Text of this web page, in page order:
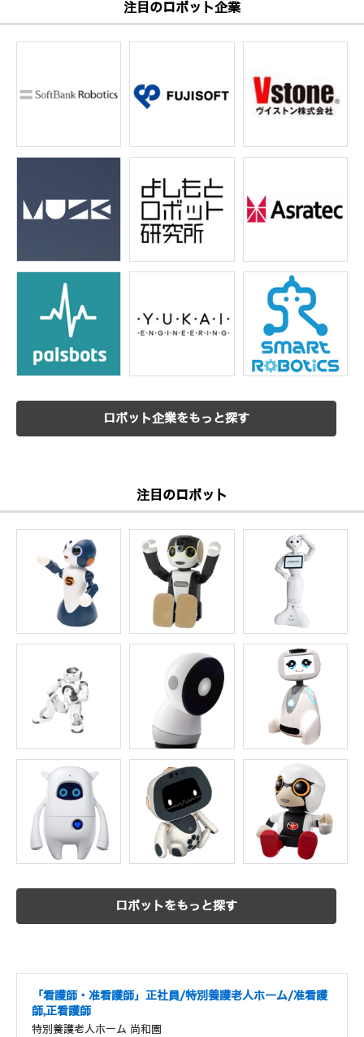
注目のロボット企業
ロボット企業をもっと探す
注目のロボット
ロボットをもっと探す
「看護師・准看護師」正社員/特別養護老人ホーム/准看護
師,正看護師
特別養護老人ホーム 尚和園